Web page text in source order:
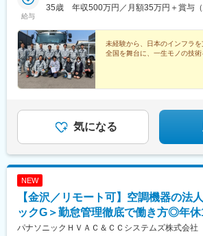
ながら収入アップも目指せます。「同じ場
土地での出会いや経験も、この仕事なら
給与
35歳 年収500万円／月額35万円＋賞与（
未経験から、日本のインフラを
全国を舞台に、一生モノの技術
気になる
NEW
【金沢／リモート可】空調機器の法
ックG＞勤怠管理徹底で働き方◎年
パナソニックＨＶＡＣ＆ＣＣシステムズ株式会社